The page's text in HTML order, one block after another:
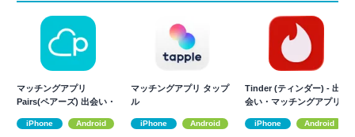
マッチングアプリ
Pairs(ペアーズ) 出会い・
iPhone Android
マッチングアプリ タップ
ル
iPhone Android
Tinder (ティンダー) - 出
会い・マッチングアプリ
iPhone Android